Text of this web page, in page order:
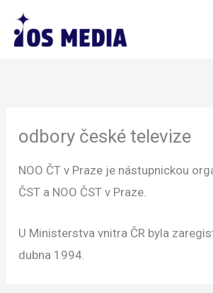
Přeskočit
odbory české televize
NOO ČT v Praze je nástupnickou
ČST a NOO ČST v Praze.
U Ministerstva vnitra ČR byla
dubna 1994.